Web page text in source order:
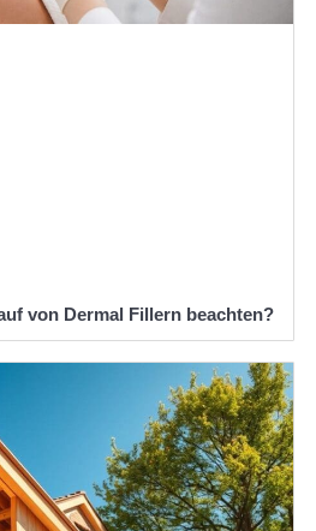
von Dermal Fillern beachten?